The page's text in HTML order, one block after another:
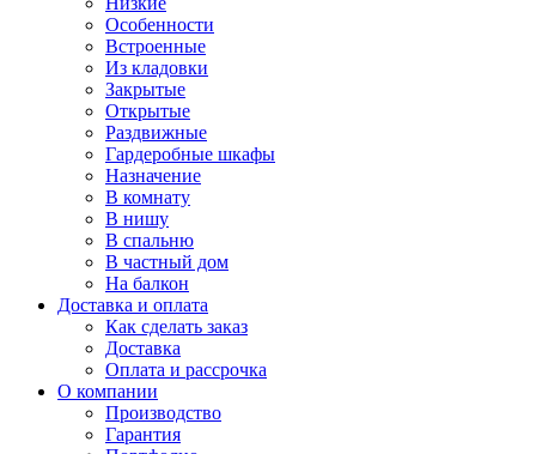
Особенности
Встроенные
Из кладовки
Закрытые
Открытые
Раздвижные
Гардеробные шкафы
Назначение
В комнату
В нишу
В спальню
В частный дом
На балкон
Доставка и оплата
Как сделать заказ
Доставка
Оплата и рассрочка
О компании
Производство
Гарантия